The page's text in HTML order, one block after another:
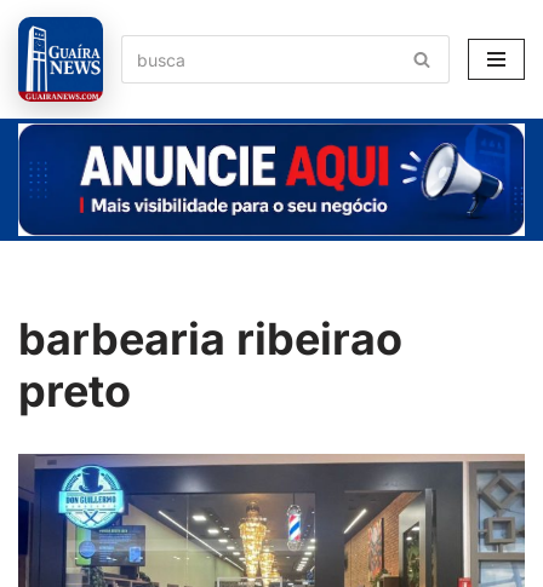
Pular
para
o
conteúdo
barbearia ribeirao
preto